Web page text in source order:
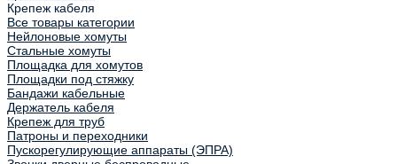
Крепеж кабеля
Все товары категории
Нейлоновые хомуты
Стальные хомуты
Площадка для хомутов
Площадки под стяжку
Бандажи кабельные
Держатель кабеля
Крепеж для труб
Патроны и переходники
Пускорегулирующие аппараты (ЭПРА)